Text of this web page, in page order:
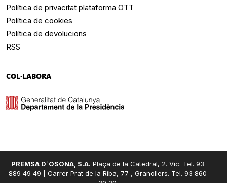
Política de privacitat plataforma OTT
Política de cookies
Política de devolucions
RSS
COL·LABORA
PREMSA D´OSONA, S.A. Plaça de la Catedral, 2. Vic. Tel. 93
889 49 49 | Carrer Prat de la Riba, 77 , Granollers. Tel. 93 860